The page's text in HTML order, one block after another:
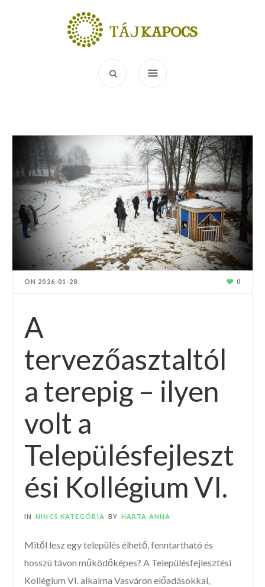
ON 2026-01-28 0
A
tervezőasztaltól
a terepig – ilyen
volt a
Településfejleszt
ési Kollégium VI.
IN NINCS KATEGÓRIA BY HARTA ANNA
Mitől lesz egy település élhető, fenntartható és
hosszú távon működőképes? A Településfejlesztési
Kollégium VI. alkalma Vasváron előadásokkal,